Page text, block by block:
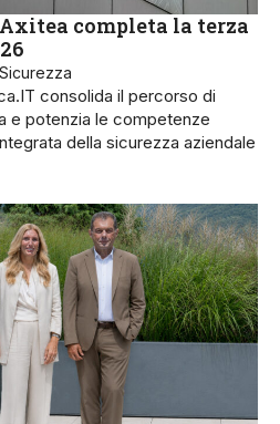
completa la terza
consolida il percorso di
e potenzia le competenze
della sicurezza aziendale